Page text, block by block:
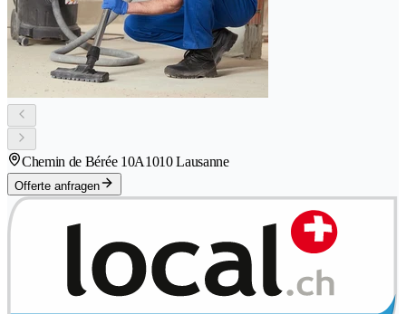
Chemin de Bérée 10A1010 Lausanne
Offerte anfragen